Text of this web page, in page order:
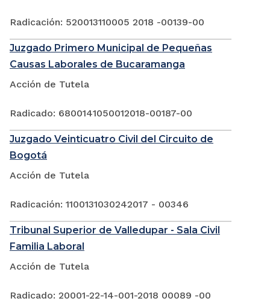
Radicación: 520013110005 2018 -00139-00
Juzgado Primero Municipal de Pequeñas
Causas Laborales de Bucaramanga
Acción de Tutela
Radicado: 6800141050012018-00187-00
Juzgado Veinticuatro Civil del Circuito de
Bogotá
Acción de Tutela
Radicación: 1100131030242017 - 00346
Tribunal Superior de Valledupar - Sala Civil
Familia Laboral
Acción de Tutela
Radicado: 20001-22-14-001-2018 00089 -00